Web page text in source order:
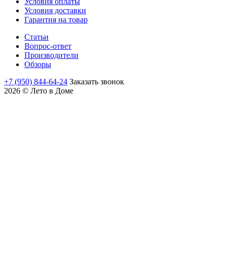
Условия доставки
Гарантия на товар
Статьи
Вопрос-ответ
Производители
Обзоры
+7 (950) 844-64-24 Заказать звонок
2026 © Лето в Доме